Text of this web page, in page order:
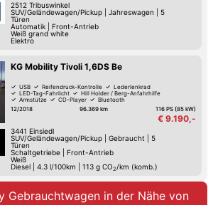
2512 Tribuswinkel
SUV/Geländewagen/Pickup| Jahreswagen
5
Türen
Automatik| Front-Antrieb
Weiß grand white
Elektro
KG Mobility Tivoli 1,6DS Be
USB Reifendruck-Kontrolle
Lederlenkrad
LED-Tag-Fahrlicht
Hill Holder / Berg-Anfahrhilfe
Armstütze
CD-Player
Bluetooth
12/2018
96.369 km 116 PS (85 kW)
€ 9.190,-
3441 Einsiedl
SUV/Geländewagen/Pickup| Gebraucht
5
Türen
Schaltgetriebe| Front-Antrieb
Weiß
Diesel
4.3 l/100km 113 g CO2 /km (komb.)
Gebrauchtwagen in der Nähe von